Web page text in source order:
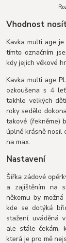
Vhodnost
Kavka multi age
tímto označním
kdy jejich věkové
Kavka multi age
ozkoušena s 4
takhle velkých
roky sedělo
takové (řekněme)
úplně krásně nosil
na max.
Nastavení
Šířka zádové
a zajištěním na
někomu by
kde se dotýká
stažení, uváděná
ale stále čekám,
která je pro mě